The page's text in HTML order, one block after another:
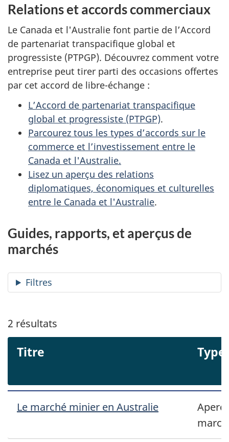
Relations et accords commerciaux
Le Canada et l'Australie font partie de l’Accord
de partenariat transpacifique global et
progressiste (PTPGP). Découvrez comment votre
entreprise peut tirer parti des occasions offertes
par cet accord de libre-échange :
L’Accord de partenariat transpacifique
global et progressiste (PTPGP).
Parcourez tous les types d’accords sur le
commerce et l’investissement entre le
Canada et l'Australie.
Lisez un aperçu des relations
diplomatiques, économiques et culturelles
entre le Canada et l'Australie.
Guides, rapports, et aperçus de
marchés
Filtres
2 résultats
Titre Type
Le marché minier en Australie